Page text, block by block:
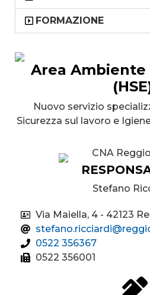
FORMAZIONE
Area Ambiente
Nuovo servizio
Sicurezza sul lavoro e
Stefano
Via Maiella, 4 - 42123
0522 356367
0522 356001